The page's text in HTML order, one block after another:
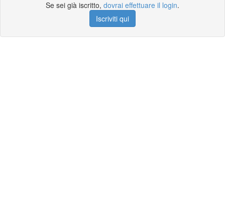
Se sei già iscritto, dovrai effettuare il login.
Iscriviti qui